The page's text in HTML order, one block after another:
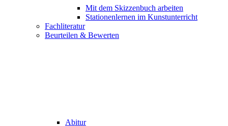
Mit dem Skizzenbuch arbeiten
Stationenlernen im Kunstunterricht
Fachliteratur
Beurteilen & Bewerten
Abitur